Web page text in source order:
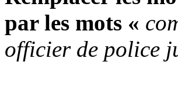
par les mots «
officier de police